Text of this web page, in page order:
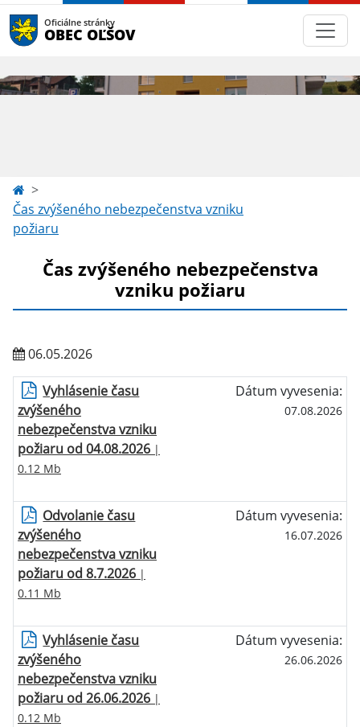
Oficiálne stránky
OBEC OĽŠOV
Čas zvýšeného nebezpečenstva vzniku
požiaru
Čas zvýšeného nebezpečenstva
vzniku požiaru
06.05.2026
Vyhlásenie času
zvýšeného
nebezpečenstva vzniku
požiaru od 04.08.2026 |
0.12 Mb
Dátum vyvesenia:
07.08.2026
Odvolanie času
zvýšeného
nebezpečenstva vzniku
požiaru od 8.7.2026 |
0.11 Mb
Dátum vyvesenia:
16.07.2026
Vyhlásenie času
zvýšeného
nebezpečenstva vzniku
požiaru od 26.06.2026 |
0.12 Mb
Dátum vyvesenia:
26.06.2026